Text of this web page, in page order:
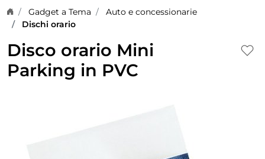
Home page
Gadget a Tema
Auto e concessionarie
Dischi orario
Disco orario Mini
Parking in PVC